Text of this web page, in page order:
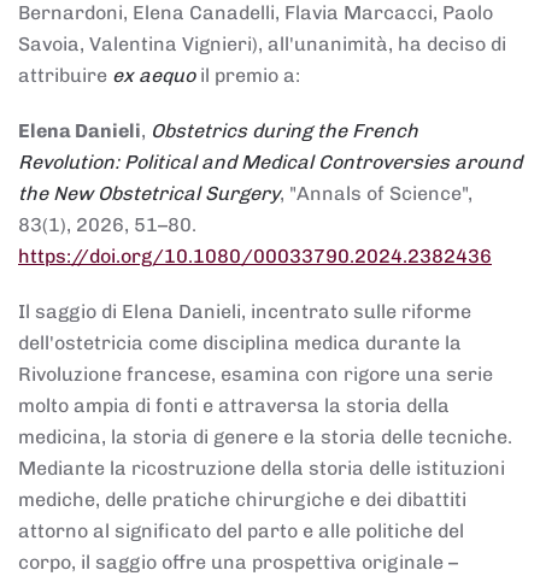
Bernardoni, Elena Canadelli, Flavia Marcacci, Paolo
Savoia, Valentina Vignieri), all'unanimità, ha deciso di
attribuire ex aequoil premio a:
Elena Danieli, Obstetrics during the French
Revolution: Political and Medical Controversies around
the New Obstetrical Surgery, "Annals of Science",
83(1), 2026, 51–80.
https://doi.org/10.1080/00033790.2024.2382436
Il saggio di Elena Danieli, incentrato sulle riforme
dell'ostetricia come disciplina medica durante la
Rivoluzione francese, esamina con rigore una serie
molto ampia di fonti e attraversa la storia della
medicina, la storia di genere e la storia delle tecniche.
Mediante la ricostruzione della storia delle istituzioni
mediche, delle pratiche chirurgiche e dei dibattiti
attorno al significato del parto e alle politiche del
corpo, il saggio offre una prospettiva originale –